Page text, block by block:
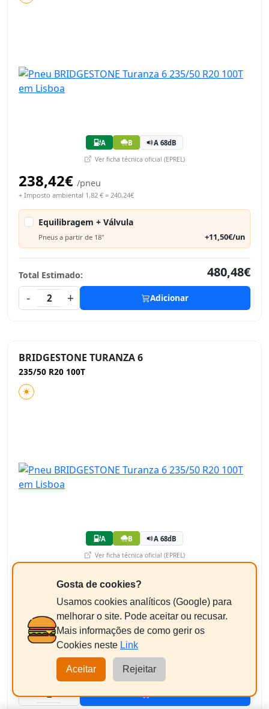
A B A 68dB
Ver ficha técnica oficial (EPREL)
238,42€ /pneu
+ Imposto ambiental 1,82 € = 240,24€
Equilibragem + Válvula
Pneus a partir de 18" +11,50€/un
Total Estimado:
480,48€
-
2 + Adicionar
BRIDGESTONE TURANZA 6
235/50 R20 100T
A B A 68dB
Ver ficha técnica oficial (EPREL)
269,19€/pneu
Equilibragem + Válvula
Pneus a partir de 18"
Total Estimado:
-
2 + Adicionar
Gosta de cookies?
Usamos cookies analíticos (Google) para
melhorar o site. Pode aceitar ou recusar.
Mais informações de como gerir os
Cookies neste Link
Aceitar Rejeitar